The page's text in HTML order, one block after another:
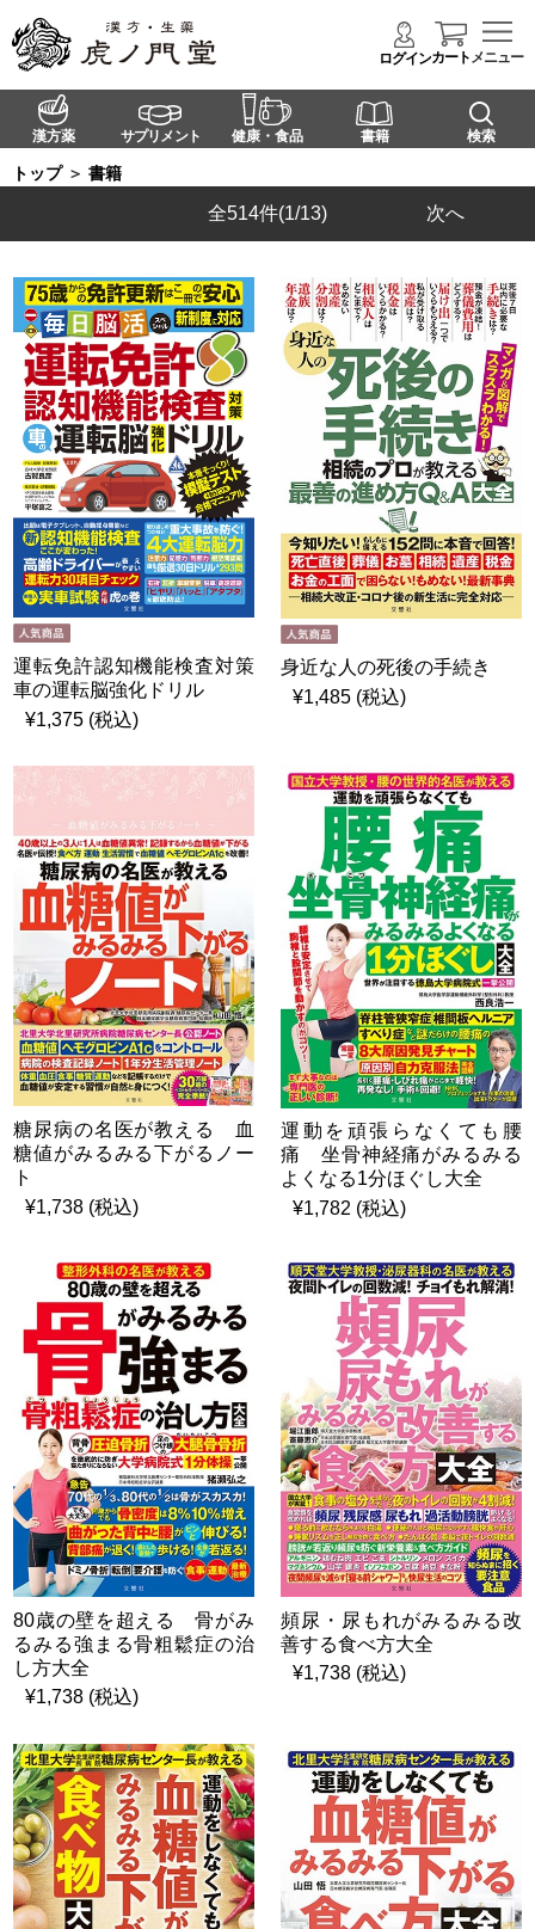
ログインカートメニュー
漢方薬 サプリメント 健康・食品 書籍 検索
トップ ＞ 書籍
全514件(1/13) 次へ
運転免許認知機能検査対策
車の運転脳強化ドリル
¥1,375 (税込)
身近な人の死後の手続き
¥1,485 (税込)
糖尿病の名医が教える 血
糖値がみるみる下がるノー
ト
¥1,738 (税込)
運動を頑張らなくても腰
痛 坐骨神経痛がみるみる
よくなる1分ほぐし大全
¥1,782 (税込)
80歳の壁を超える 骨がみ
るみる強まる骨粗鬆症の治
し方大全
¥1,738 (税込)
頻尿・尿もれがみるみる改
善する食べ方大全
¥1,738 (税込)